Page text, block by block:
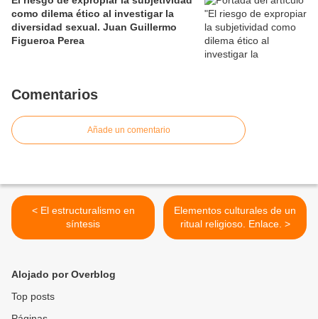
como dilema ético al investigar la
diversidad sexual. Juan Guillermo
Figueroa Perea
Comentarios
Añade un comentario
< El estructuralismo en
síntesis
Elementos culturales de un
ritual religioso. Enlace. >
Alojado por Overblog
Top posts